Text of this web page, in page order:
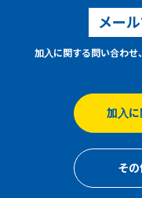
メー
加入に関する問い合わ
加入
そ